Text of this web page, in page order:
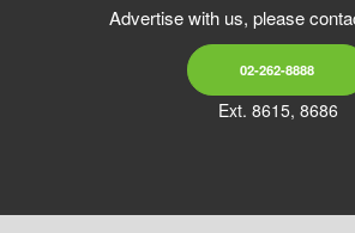
Advertise with us, please
02-262-8888
Ext. 8615, 8686